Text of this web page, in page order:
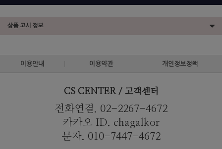
상품 고시 정보
이용안내 이용약관 개인정보정책
CS CENTER / 고객센터
전화연결. 02-2267-4672
카카오 ID. chagalkor
문자. 010-7447-4672